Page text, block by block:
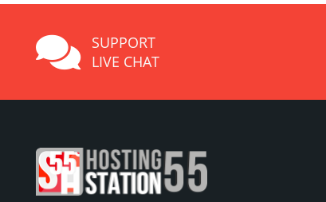
SUPPORT
LIVE CHAT